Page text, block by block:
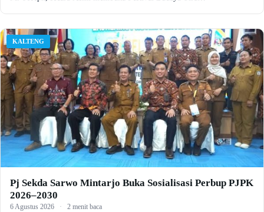
KALTENG
Pj Sekda Sarwo Mintarjo Buka Sosialisasi Perbup PJPK
2026–2030
6 Agustus 2026 · 2 menit baca